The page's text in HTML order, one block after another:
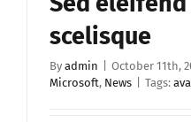
Contact us
scelisque
By admin October 11th,
Microsoft, News Tags: